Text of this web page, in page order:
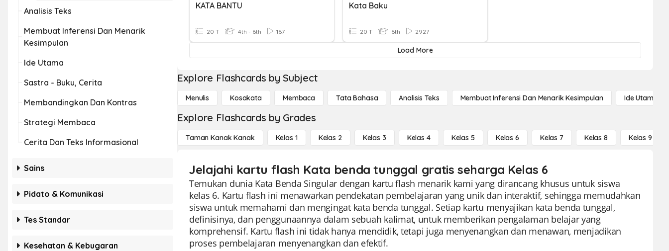
Analisis Teks
Membuat Inferensi Dan Menarik
Kesimpulan
Ide Utama
Sastra - Buku, Cerita
Membandingkan Dan Kontras
Strategi Membaca
Cerita Dan Teks Informasional
Sains
Pidato & Komunikasi
Tes Standar
Kesehatan & Kebugaran
KATA BANTU
20 T 4th - 6th 167
Kata Baku
20 T 6th 2927
Load More
Explore Flashcards by Subject
Menulis Kosakata Membaca Tata Bahasa Analisis Teks Membuat Inferensi Dan Menarik Kesimpulan Ide Utama
Explore Flashcards by Grades
Taman Kanak Kanak Kelas 1 Kelas 2 Kelas 3 Kelas 4 Kelas 5 Kelas 6 Kelas 7 Kelas 8 Kelas 9
Jelajahi kartu flash Kata benda tunggal gratis seharga Kelas 6
Temukan dunia Kata Benda Singular dengan kartu flash menarik kami yang dirancang khusus untuk siswa
kelas 6. Kartu flash ini menawarkan pendekatan pembelajaran yang unik dan interaktif, sehingga memudahkan
siswa untuk memahami dan mengingat kata benda tunggal. Setiap kartu menyajikan kata benda tunggal,
definisinya, dan penggunaannya dalam sebuah kalimat, untuk memberikan pengalaman belajar yang
komprehensif. Kartu flash ini tidak hanya mendidik, tetapi juga menyenangkan dan menawan, menjadikan
proses pembelajaran menyenangkan dan efektif.